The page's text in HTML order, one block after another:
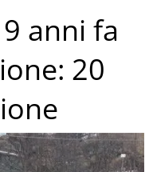
anni fa
20